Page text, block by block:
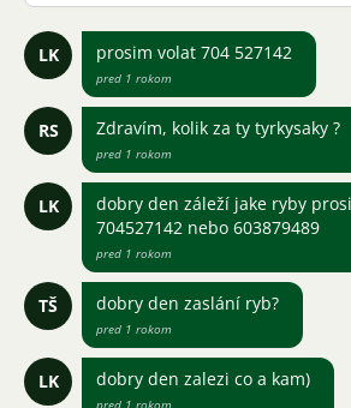
LK prosim volat 704 527142
pred 1 rokom
RS Zdravím, kolik za ty tyrkysaky ?
pred 1 rokom
LK
dobry den záleží jake ryby
704527142 nebo 603879489
pred 1 rokom
TŠ dobry den zaslání ryb?
pred 1 rokom
LK dobry den zalezi co a kam)
pred 1 rokom